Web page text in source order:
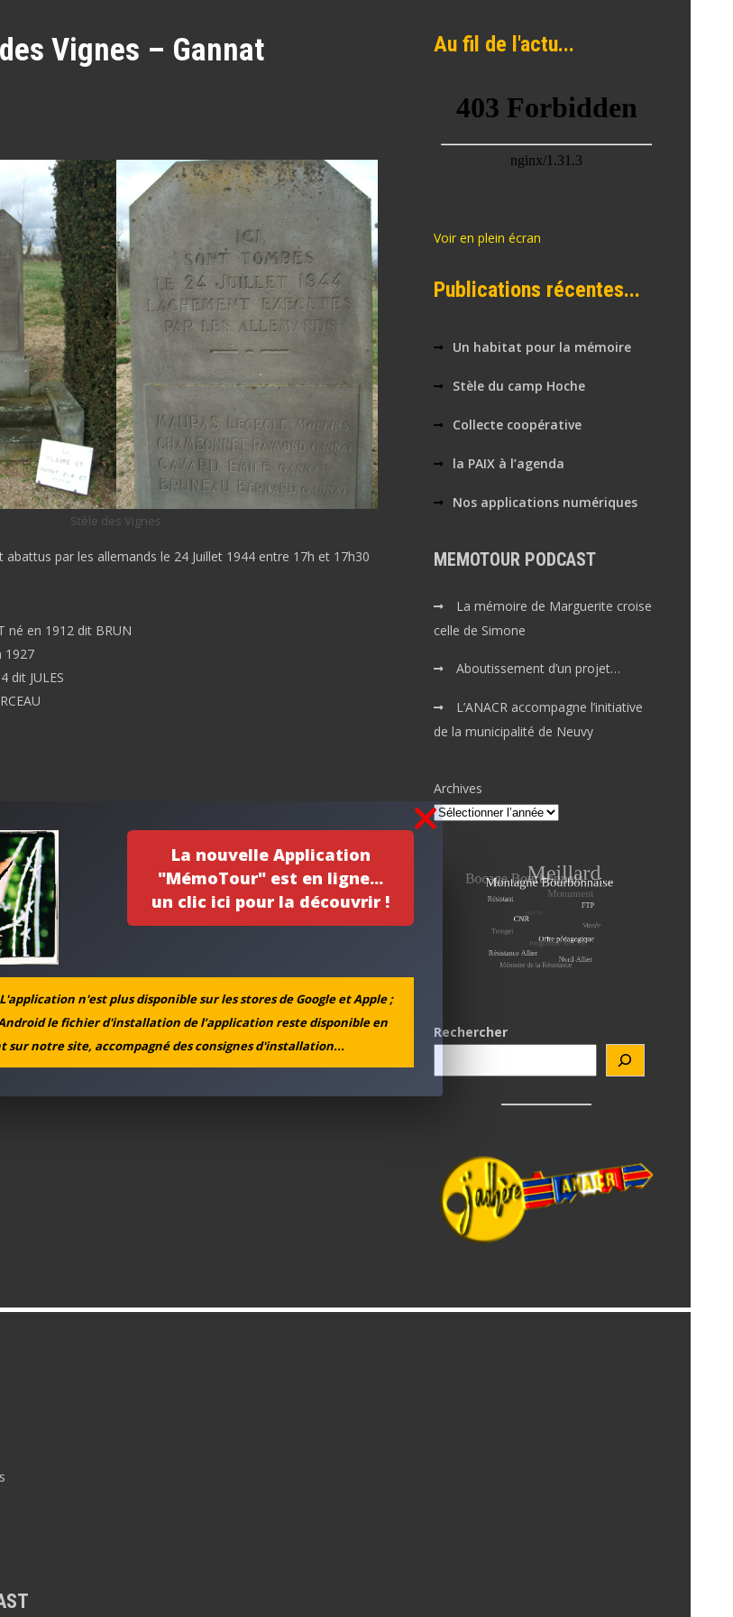
La nouvelle Application
"MémoTour" est en ligne...
un clic ici pour la découvrir !
n'est plus disponible sur les stores de Google et Apple ;
le fichier d'installation de l’application reste disponible en
sur notre site, accompagné des consignes d'installation...
Vignes – Gannat
Stèle des Vignes
par les allemands le 24 Juillet 1944 entre 17h et 17h30
né en 1912 dit BRUN
1927
dit JULES
Au fil de l'actu...
Voir en plein écran
Publications récentes...
Un habitat pour la mémoire
Stèle du camp Hoche
Collecte coopérative
la PAIX à l’agenda
Nos applications numériques
MEMOTOUR PODCAST
La mémoire de Marguerite croise
celle de Simone
Aboutissement d’un projet…
L’ANACR accompagne l’initiative
de la municipalité de Neuvy
Archives
Rechercher